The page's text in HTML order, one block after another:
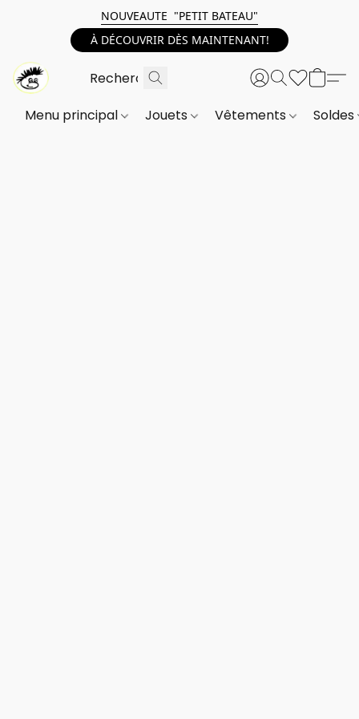
NOUVEAUTE "PETIT BATEAU"
À DÉCOUVRIR DÈS MAINTENANT!
Menu principal Jouets Vêtements Soldes